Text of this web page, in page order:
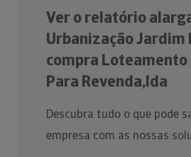
Ver o relatório
Urbanização Jardim
compra Loteamento
Para Revenda,lda
Descubra tudo o que pode
empresa com as nossas